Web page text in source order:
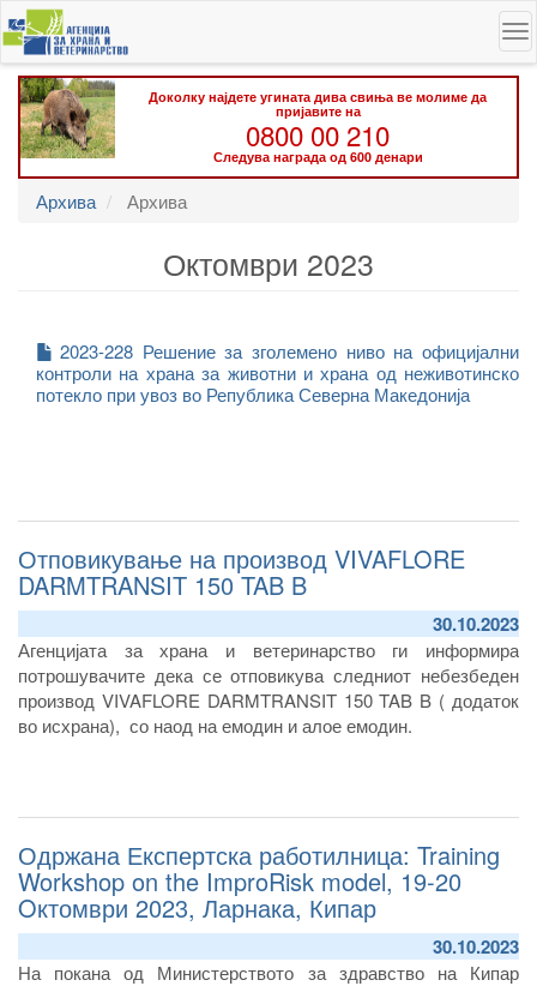
Skip
to
main
content
Доколку најдете угината дива свиња ве молиме да
пријавите на
0800 00 210
Следува награда од 600 денари
Архива Архива
Октомври 2023
2023-228 Решение за зголемено ниво на официјални
контроли на храна за животни и храна од неживотинско
потекло при увоз во Република Северна Македонија
Отповикување на производ VIVAFLORE
DARMTRANSIT 150 TAB B
30.10.2023
Агенцијата за храна и ветеринарство ги информира
потрошувачите дека се отповикува следниот небезбеден
производ VIVAFLORE DARMTRANSIT 150 TAB B ( додаток
во исхрана), со наод на емодин и алое емодин.
Одржана Експертска работилница: Training
Workshop on the ImproRisk model, 19-20
Oктомври 2023, Ларнака, Кипар
30.10.2023
На покана од Министерството за здравство на Кипар